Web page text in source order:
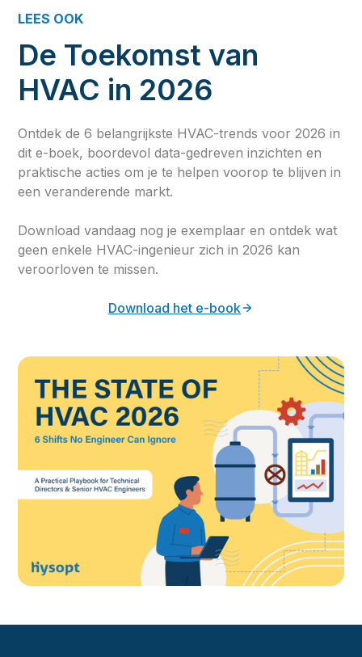
LEES OOK
De Toekomst van
HVAC in 2026
Ontdek de 6 belangrijkste HVAC-trends voor 2026 in
dit e-boek, boordevol data-gedreven inzichten en
praktische acties om je te helpen voorop te blijven in
een veranderende markt.
Download vandaag nog je exemplaar en ontdek wat
geen enkele HVAC-ingenieur zich in 2026 kan
veroorloven te missen.
Download het e-book